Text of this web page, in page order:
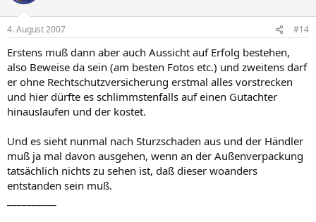
4. August 2007 #14
Erstens muß dann aber auch Aussicht auf Erfolg bestehen,
also Beweise da sein (am besten Fotos etc.) und zweitens darf
er ohne Rechtschutzversicherung erstmal alles vorstrecken
und hier dürfte es schlimmstenfalls auf einen Gutachter
hinauslaufen und der kostet.
Und es sieht nunmal nach Sturzschaden aus und der Händler
muß ja mal davon ausgehen, wenn an der Außenverpackung
tatsächlich nichts zu sehen ist, daß dieser woanders
entstanden sein muß.